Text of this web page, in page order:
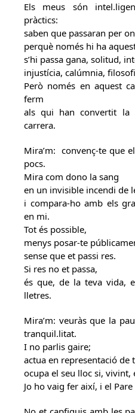
Els meus són
pràctics:
saben que passaran per
perquè només hi ha
s’hi passa gana, solitud,
injustícia, calúmnia,
Però només en aquest
ferm
als qui han convertit la
carrera.
Mira’m: convenç-te que
pocs.
Mira com dono la sang
en un invisible incendi de
i compara-ho amb els
en mi.
Tot és possible,
menys posar-te
sense que et passi res.
Si res no et passa,
és que, de la teva vida,
lletres.
Mira’m: veuràs que la
tranquil.litat.
I no parlis gaire;
actua en representació de
ocupa el seu lloc si, vivint,
Jo ho vaig fer així, i el